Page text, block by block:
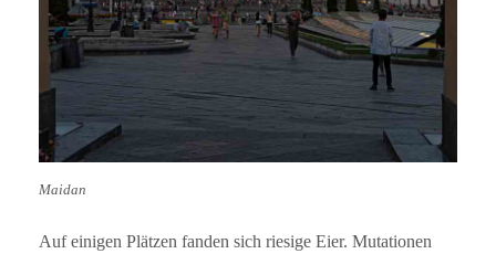
Maidan
Auf einigen Plätzen fanden sich riesige Eier. Mutationen